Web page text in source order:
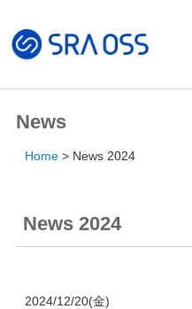
製品・サービス一覧
導入・構築サービス
導入事例
News
Home News 2024
News 2024
2024/12/20(金)